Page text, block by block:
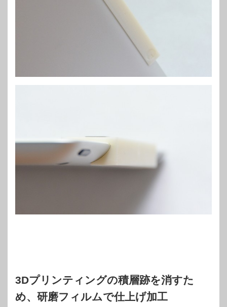
3Dプリンティングの積層跡を消すた
め、研磨フィルムで仕上げ加工